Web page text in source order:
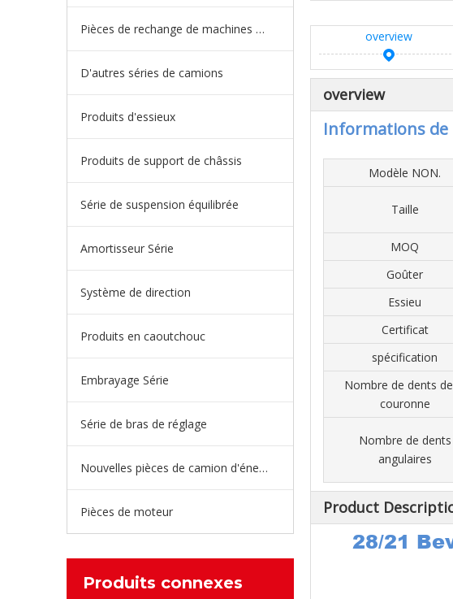
Pièces de rechange de machines d'ingénierie de camion minier
D'autres séries de camions
Produits d'essieux
Produits de support de châssis
Série de suspension équilibrée
Amortisseur Série
Système de direction
Produits en caoutchouc
Embrayage Série
Série de bras de réglage
Nouvelles pièces de camion d'énergie
Pièces de moteur
Produits connexes
overview
overview
Informations de
Modèle NON.
Taille
MOQ
Goûter
Essieu
Certificat
spécification
Nombre de dents
couronne
Nombre de dents
angulaires
Product
28/21